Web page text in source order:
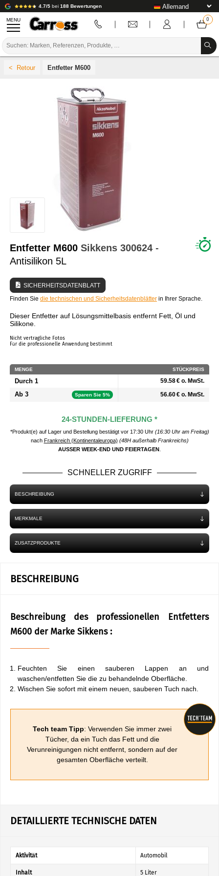
4.7/5 bei 188 Bewertungen
MENU
VORBEREITUNG / BASISLACK / FERTIGSTELLUNG
KAROSSERIE-VERBRAUCHSMATERIAL
KAROSSERIE-WERKZEUG
AUSSTATTUNG DER KAROSSERIEWERKSTATT
LABOREINRICHTUNG
TUTORIAL & TIPPS
Entfetter M600
Entfetter M600 Sikkens 300624 -
Antisilikon 5L
SICHERHEITSDATENBLATT
Finden Sie die technischen und Sicherheitsdatenblätter in Ihrer Sprache.
Dieser Entfetter auf Lösungsmittelbasis entfernt Fett, Öl und
Silikone.
Nicht vertragliche Fotos
Für die professionelle Anwendung bestimmt
MENGE STÜCKPREIS
Durch 1 59.58 € o. MwSt.
Ab 3 Sparen Sie 5% 56.60 € o. MwSt.
24-STUNDEN-LIEFERUNG *
*Produkt(e) auf Lager und Bestellung bestätigt vor 17:30 Uhr (16:30 Uhr am Freitag)
nach Frankreich (Kontinentaleuropa) (48H außerhalb Frankreichs)
AUSSER WEEK-END UND FEIERTAGEN
SCHNELLER ZUGRIFF
BESCHREIBUNG
MERKMALE
ZUSATZPRODUKTE
BESCHREIBUNG
Beschreibung des professionellen Entfetters
M600 der Marke Sikkens :
Feuchten Sie einen sauberen Lappen an und
waschen/entfetten Sie die zu behandelnde Oberfläche.
Wischen Sie sofort mit einem neuen, sauberen Tuch nach.
Tech team Tipp: Verwenden Sie immer zwei
Tücher, da ein Tuch das Fett und die
Verunreinigungen nicht entfernt, sondern auf der
gesamten Oberfläche verteilt.
DETAILLIERTE TECHNISCHE DATEN
Aktivität Automobil
Inhalt 5 Liter